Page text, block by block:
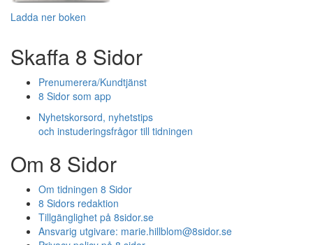
Ladda ner boken
Skaffa 8 Sidor
Prenumerera/Kundtjänst
8 Sidor som app
Nyhetskorsord, nyhetstips
och instuderingsfrågor till tidningen
Om 8 Sidor
Om tidningen 8 Sidor
8 Sidors redaktion
Tillgänglighet på 8sidor.se
Ansvarig utgivare: marie.hillblom@8sidor.se